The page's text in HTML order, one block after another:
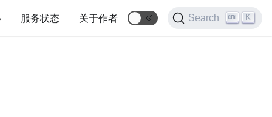
服务状态 关于作者 🌞 Search K